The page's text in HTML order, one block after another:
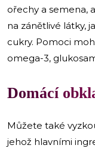
ořechy a semena,
na zánětlivé látky,
cukry. Pomoci
omega-3,
Domácí
Můžete také
jehož hlavními